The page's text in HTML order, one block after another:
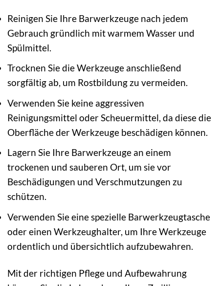
Reinigen Sie Ihre Barwerkzeuge nach jedem
Gebrauch gründlich mit warmem Wasser und
Spülmittel.
Trocknen Sie die Werkzeuge anschließend
sorgfältig ab, um Rostbildung zu vermeiden.
Verwenden Sie keine aggressiven
Reinigungsmittel oder Scheuermittel, da diese die
Oberfläche der Werkzeuge beschädigen können.
Lagern Sie Ihre Barwerkzeuge an einem
trockenen und sauberen Ort, um sie vor
Beschädigungen und Verschmutzungen zu
schützen.
Verwenden Sie eine spezielle Barwerkzeugtasche
oder einen Werkzeughalter, um Ihre Werkzeuge
ordentlich und übersichtlich aufzubewahren.
Mit der richtigen Pflege und Aufbewahrung